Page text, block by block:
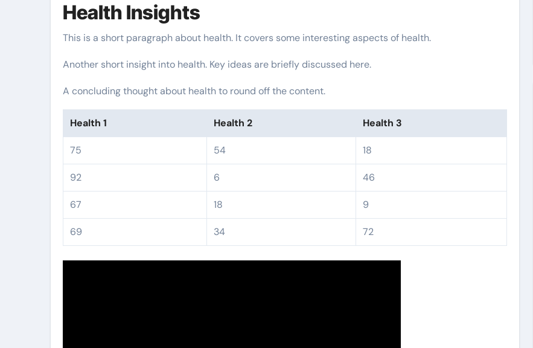
Health Insights
This is a short paragraph about health. It covers some interesting aspects of health.
Another short insight into health. Key ideas are briefly discussed here.
A concluding thought about health to round off the content.
Health 1 Health 2 Health 3
75 54 18
92 6 46
67 18 9
69 34 72